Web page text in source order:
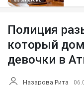
Полиция
который
девочки в
Назарова Рита